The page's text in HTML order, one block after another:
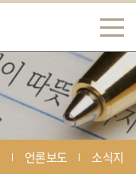
언론보도 소식지